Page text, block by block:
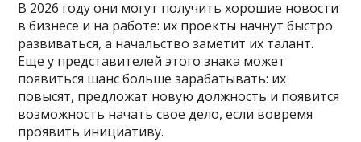
В 2026 году они могут получить хорошие новости
в бизнесе и на работе: их проекты начнут быстро
развиваться, а начальство заметит их талант.
Еще у представителей этого знака может
появиться шанс больше зарабатывать: их
повысят, предложат новую должность и появится
возможность начать свое дело, если вовремя
проявить инициативу.